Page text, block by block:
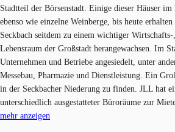
Stadtteil der Börsenstadt. Einige dieser Häuser im
ebenso wie einzelne Weinberge, bis heute
Seckbach seitdem zu einem wichtiger
Lebensraum der Großstadt herangewachsen. Im
Unternehmen und Betriebe angesiedelt, unter
Messebau, Pharmazie und Dienstleistung. Ein
in der Seckbacher Niederung zu finden. JLL hat
unterschiedlich ausgestatteter Büroräume zur
mehr anzeigen